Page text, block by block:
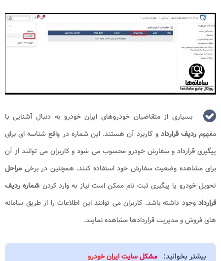
بسیاری از متقاضیان خودروهای ایران خودرو به دنبال آشنایی با
مفهومردیف قراردادو کاربرد آن هستند. این شماره در واقع شناسه ای برای
پیگیری قرارداد و سفارش خودرو محسوب می شود و کاربران می توانند از آن
برای مشاهده وضعیت سفارش خود استفاده کنند. همچنین در برخی مراحل
تحویل خودرو یا پیگیری ثبت نام ممکن است نیاز به وارد کردن شماره ردیف
قراردادوجود داشته باشد. کاربران می توانند این اطلاعات را از طریق سامانه
های فروش و مدیریت قراردادها مشاهده نمایند.
بیشتر بخوانید: مشکل سایت ایران خودرو